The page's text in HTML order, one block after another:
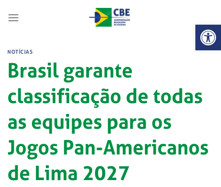
Abrir
NOTÍCIAS
Brasil garante
classificação de todas
as equipes para os
Jogos Pan-Americanos
de Lima 2027